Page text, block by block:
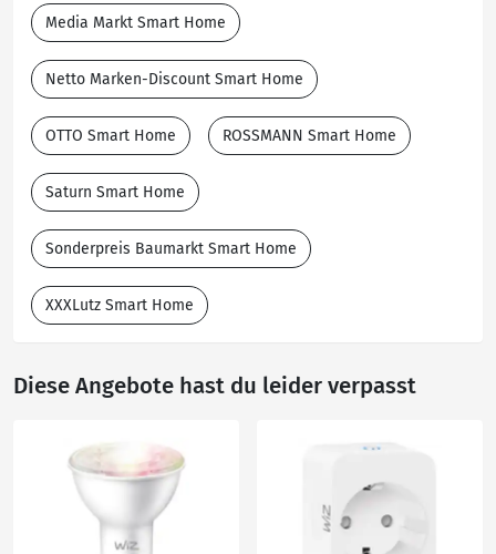
Media Markt Smart Home
Netto Marken-Discount Smart Home
OTTO Smart Home ROSSMANN Smart Home
Saturn Smart Home
Sonderpreis Baumarkt Smart Home
XXXLutz Smart Home
Diese Angebote hast du leider verpasst